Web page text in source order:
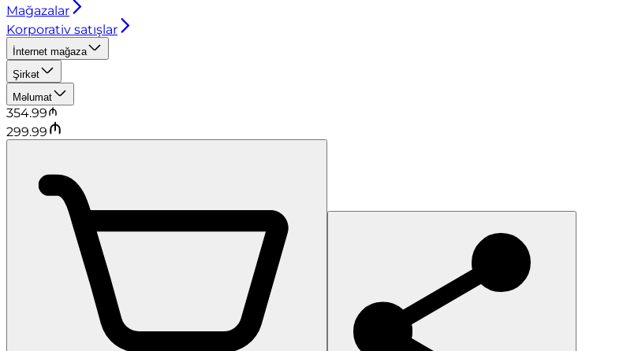
Mağazalar
Korporativ satışlar
İnternet mağaza
Şirkət
Məlumat
354.99
299.99